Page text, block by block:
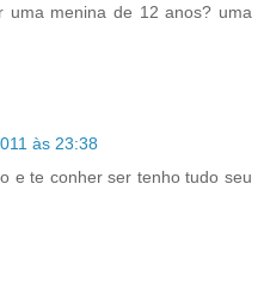
uma menina de 12 anos? uma
às 23:38
e te conher ser tenho tudo seu